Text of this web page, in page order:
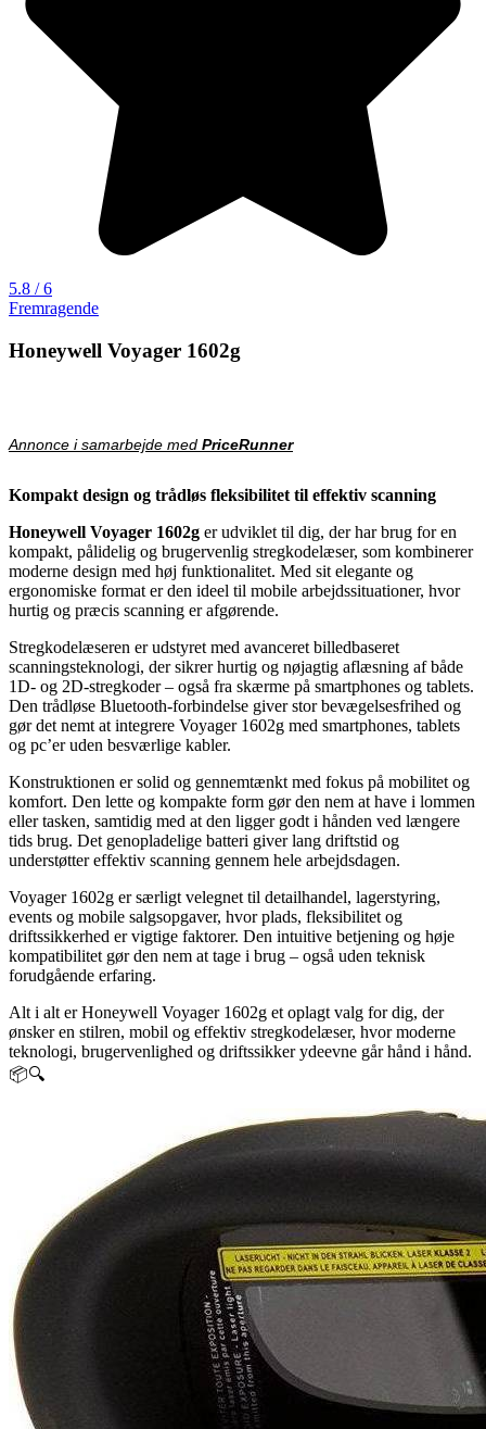
5.8 / 6
Fremragende
Honeywell Voyager 1602g
Annonce i samarbejde med PriceRunner
Kompakt design og trådløs fleksibilitet til effektiv scanning
Honeywell Voyager 1602g er udviklet til dig, der har brug for en
kompakt, pålidelig og brugervenlig stregkodelæser, som kombinerer
moderne design med høj funktionalitet. Med sit elegante og
ergonomiske format er den ideel til mobile arbejdssituationer, hvor
hurtig og præcis scanning er afgørende.
Stregkodelæseren er udstyret med avanceret billedbaseret
scanningsteknologi, der sikrer hurtig og nøjagtig aflæsning af både
1D- og 2D-stregkoder – også fra skærme på smartphones og tablets.
Den trådløse Bluetooth-forbindelse giver stor bevægelsesfrihed og
gør det nemt at integrere Voyager 1602g med smartphones, tablets
og pc’er uden besværlige kabler.
Konstruktionen er solid og gennemtænkt med fokus på mobilitet og
komfort. Den lette og kompakte form gør den nem at have i lommen
eller tasken, samtidig med at den ligger godt i hånden ved længere
tids brug. Det genopladelige batteri giver lang driftstid og
understøtter effektiv scanning gennem hele arbejdsdagen.
Voyager 1602g er særligt velegnet til detailhandel, lagerstyring,
events og mobile salgsopgaver, hvor plads, fleksibilitet og
driftssikkerhed er vigtige faktorer. Den intuitive betjening og høje
kompatibilitet gør den nem at tage i brug – også uden teknisk
forudgående erfaring.
Alt i alt er Honeywell Voyager 1602g et oplagt valg for dig, der
ønsker en stilren, mobil og effektiv stregkodelæser, hvor moderne
teknologi, brugervenlighed og driftssikker ydeevne går hånd i hånd.
📦🔍